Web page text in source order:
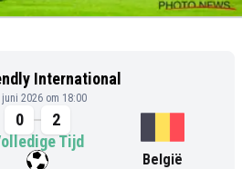
International
juni 2026 om 18:00
0
2
Tijd
België